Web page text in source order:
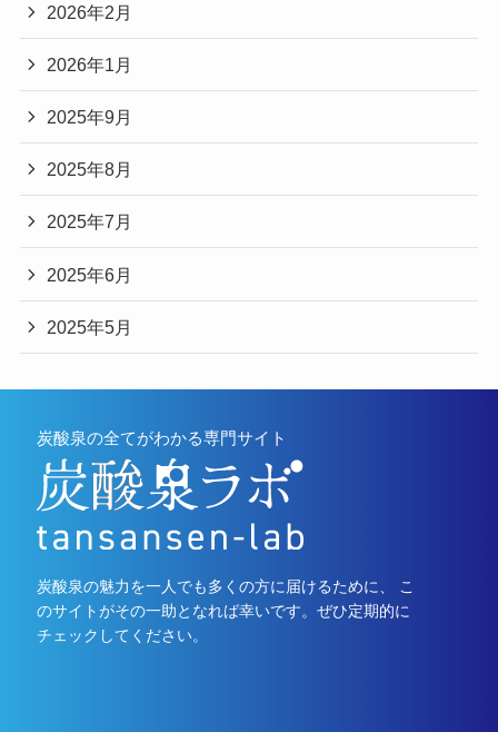
2026年2月
2026年1月
2025年9月
2025年8月
2025年7月
2025年6月
2025年5月
炭酸泉の全てがわかる専門サイト
炭酸泉の魅力を一人でも多くの方に届けるために、 こ
のサイトがその一助となれば幸いです。ぜひ定期的に
チェックしてください。